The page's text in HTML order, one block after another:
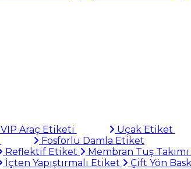
VIP Araç Etiketi Uçak Etiket
Fosforlu Damla Etiket
Reflektif Etiket Membran Tuş Takımı
İçten Yapıştırmalı Etiket Çift Yön